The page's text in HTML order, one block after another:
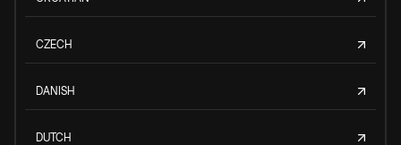
CZECH
DANISH
DUTCH